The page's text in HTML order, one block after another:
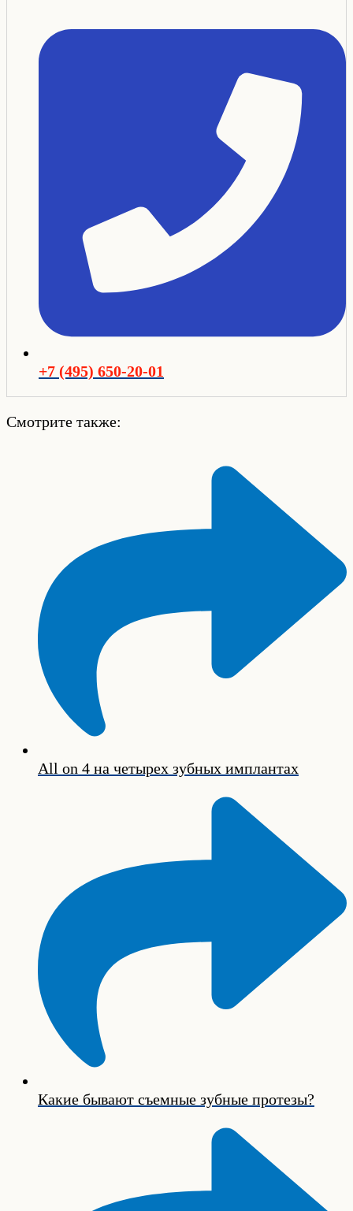
+7 (495) 650-20-01
Смотрите также:
All on 4 на четырех зубных имплантах
Какие бывают съемные зубные протезы?